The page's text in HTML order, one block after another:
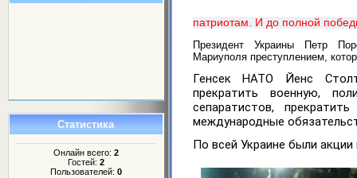
Статистика
Онлайн всего: 2
Гостей: 2
Пользователей: 0
патриотам. И до полной
Президент Украины Петр
Мариуполя преступлением,
Генсек НАТО Йенс
прекратить военную,
сепаратистов,
международные
По всей Украине были